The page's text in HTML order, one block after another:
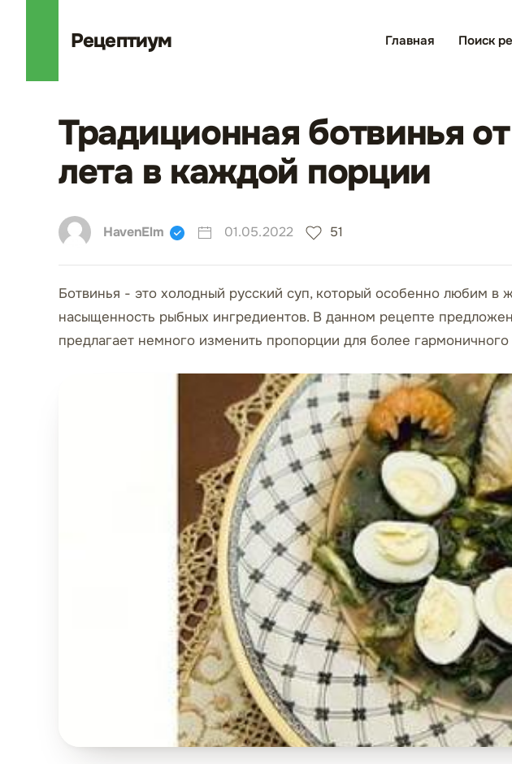
Рецептиум Главная Поиск
Традиционная ботвинья
лета в каждой порции
HavenElm 01.05.2022 51
Ботвинья - это холодный русский суп, который особенно любим
насыщенность рыбных ингредиентов. В данном рецепте
предлагает немного изменить пропорции для более